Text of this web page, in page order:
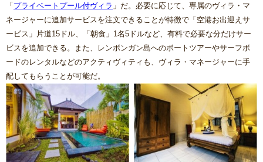
「 プライベートプール付ヴィラ 」だ。必要に応じて、専属のヴィラ・マ
ネージャーに追加サービスを注文できることが特徴で「空港お出迎えサ
ービス」片道15ドル、「朝食」1名5ドルなど、有料で必要な分だけサー
ビスを追加できる。また、レンボンガン島へのボートツアーやサーフボ
ードのレンタルなどのアクティヴィティも、ヴィラ・マネージャーに手
配してもらうことが可能だ。